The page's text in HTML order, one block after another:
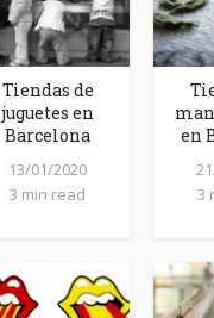
Tiendas de
juguetes en
Barcelona
13/01/2020
3 min read
en
3